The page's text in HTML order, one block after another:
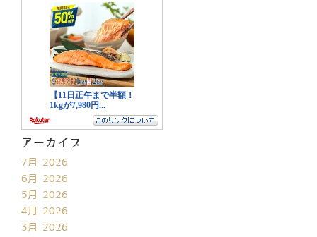
アーカイブ
7月 2026
6月 2026
5月 2026
4月 2026
3月 2026